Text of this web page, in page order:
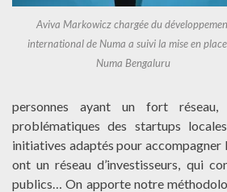
Aviva Markowicz chargée du
international de Numa a suivi la mise en
Numa Bengaluru
personnes ayant un fort réseau,
problématiques des startups
initiatives adaptés pour accompagner
ont un réseau d’investisseurs, qui
publics… On apporte notre